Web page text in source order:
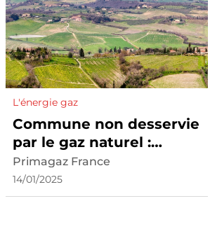
L'énergie gaz
Commune non desservie
par le gaz naturel :
quelles sont vos options
?
Primagaz France
14/01/2025